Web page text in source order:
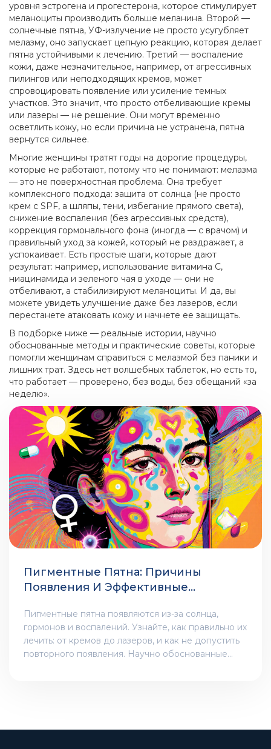
уровня эстрогена и прогестерона, которое стимулирует
меланоциты производить больше меланина. Второй —
солнечные пятна, УФ-излучение не просто усугубляет
мелазму, оно запускает цепную реакцию, которая делает
пятна устойчивыми к лечению. Третий — воспаление
кожи, даже незначительное, например, от агрессивных
пилингов или неподходящих кремов, может
спровоцировать появление или усиление темных
участков. Это значит, что просто отбеливающие кремы
или лазеры — не решение. Они могут временно
осветлить кожу, но если причина не устранена, пятна
вернутся сильнее.
Многие женщины тратят годы на дорогие процедуры,
которые не работают, потому что не понимают: мелазма
— это не поверхностная проблема. Она требует
комплексного подхода: защита от солнца (не просто
крем с SPF, а шляпы, тени, избегание прямого света),
снижение воспаления (без агрессивных средств),
коррекция гормонального фона (иногда — с врачом) и
правильный уход за кожей, который не раздражает, а
успокаивает. Есть простые шаги, которые дают
результат: например, использование витамина С,
ниацинамида и зеленого чая в уходе — они не
отбеливают, а стабилизируют меланоциты. И да, вы
можете увидеть улучшение даже без лазеров, если
перестанете атаковать кожу и начнете ее защищать.
В подборке ниже — реальные истории, научно
обоснованные методы и практические советы, которые
помогли женщинам справиться с мелазмой без паники и
лишних трат. Здесь нет волшебных таблеток, но есть то,
что работает — проверено, без воды, без обещаний «за
неделю».
Пигментные Пятна: Причины
Появления И Эффективные
Пигментные пятна появляются из-за солнца,
гормонов и воспалений. Узнайте, как правильно их
лечить: от кремов до лазеров, и как не допустить
повторного появления. Научно обоснованные